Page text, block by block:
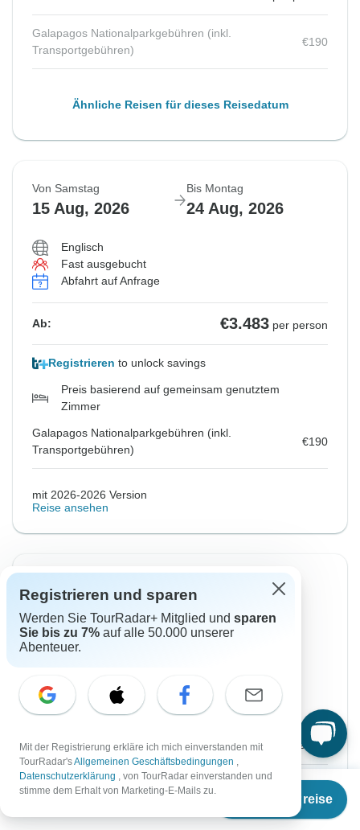
Termine & Preise
Galapagos Nationalparkgebühren (inkl.
Transportgebühren)
€190
Ähnliche Reisen für dieses Reisedatum
Von Samstag
15 Aug, 2026
Bis Montag
24 Aug, 2026
Englisch
Fast ausgebucht
Abfahrt auf Anfrage
Ab: €3.483 per person
Registrieren to unlock savings
Preis basierend auf gemeinsam genutztem
Zimmer
Galapagos Nationalparkgebühren (inkl.
Transportgebühren)
€190
mit 2026-2026 Version
Reise ansehen
20 Aug, 2026 29 Aug, 2026
Fast ausgebucht
Abfahrt auf Anfrage
Ab: €3.284€3.129 per person
Registrieren to unlock savings
Registrieren und sparen
Werden Sie TourRadar+ Mitglied und sparen
Sie bis zu 7% auf alle 50.000 unserer
Abenteuer.
Mit der Registrierung erkläre ich mich einverstanden mit
TourRadar'sAllgemeinen Geschäftsbedingungen ,
Datenschutzerklärung , von TourRadar einverstanden und
stimme dem Erhalt von Marketing-E-Mails zu.